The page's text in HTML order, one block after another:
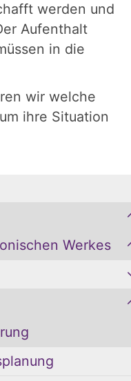
werden und
Aufenthalt
in die
wir welche
ihre Situation
Werkes